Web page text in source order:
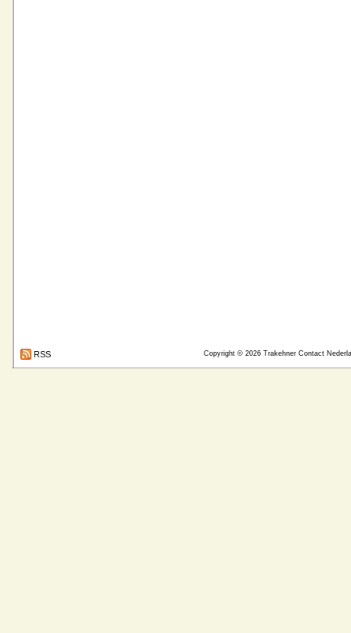
Copyright © 2026 Trakehner Contact
RSS